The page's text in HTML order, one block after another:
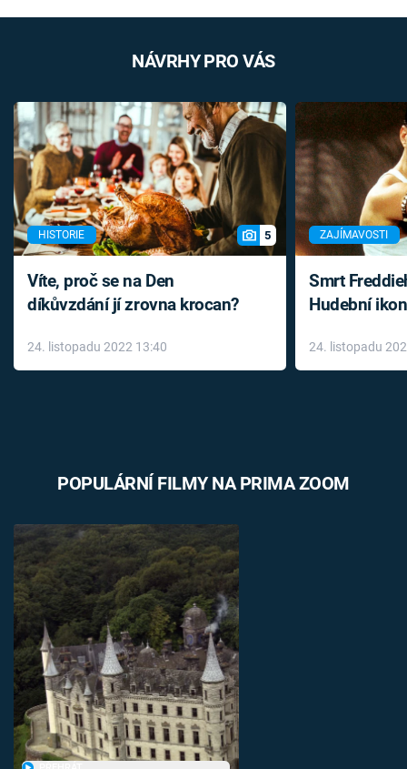
NÁVRHY PRO VÁS
HISTORIE 5
Víte, proč se na Den
díkůvzdání jí zrovna krocan?
24. listopadu 2022 13:40
ZAJÍMAVOSTI
Smrt
Hudební
léky
24. listopadu
POPULÁRNÍ FILMY NA PRIMA ZOOM